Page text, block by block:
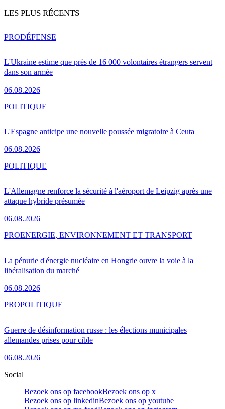
LES PLUS RÉCENTS
L'Ukraine estime que près de 16 000 volontaires étrangers servent
dans son armée
06.08.2026
PRODÉFENSE
L'Espagne anticipe une nouvelle poussée migratoire à Ceuta
06.08.2026
POLITIQUE
L'Allemagne renforce la sécurité à l'aéroport de Leipzig après une
attaque hybride présumée
06.08.2026
POLITIQUE
La pénurie d'énergie nucléaire en Hongrie ouvre la voie à la
libéralisation du marché
06.08.2026
PROENERGIE, ENVIRONNEMENT ET TRANSPORT
Guerre de désinformation russe : les élections municipales
allemandes prises pour cible
06.08.2026
PROPOLITIQUE
Social
Bezoek ons op facebookBezoek ons op x
Bezoek ons op linkedinBezoek ons op youtube